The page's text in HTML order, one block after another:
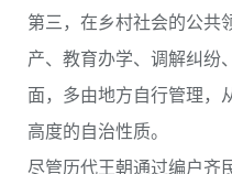
第三，在乡村社会的公共
产、教育办学、调解纠纷
面，多由地方自行管理，
高度的自治性质。
尽管历代王朝通过编户齐